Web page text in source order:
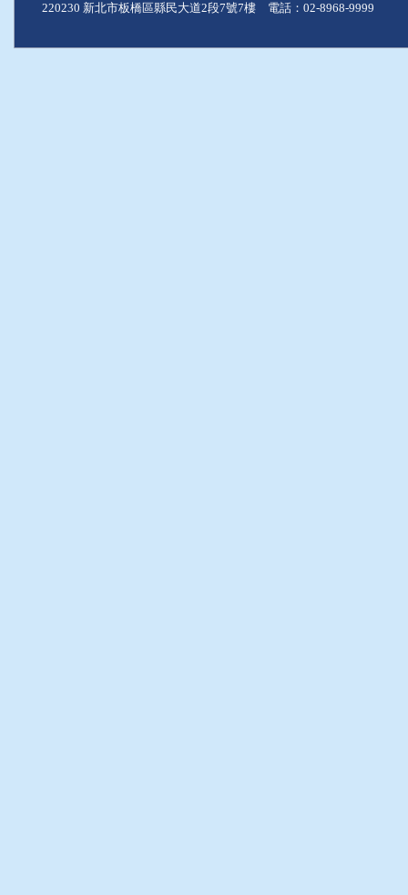
220230 新北市板橋區縣民大道2段7號7樓 電話：02-8968-9999